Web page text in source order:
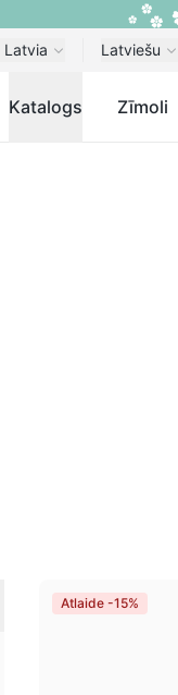
Latvia Latviešu
Katalogs Zīmoli
Atlaide -15%